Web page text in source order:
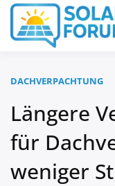
Zum
Inhalt
springen
DACHVERPACHTUNG
Längere
für
weniger